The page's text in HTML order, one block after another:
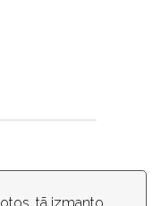
tā izmanto